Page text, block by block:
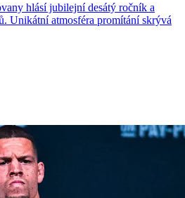
hlásí jubilejní desátý ročník a
Unikátní atmosféra promítání skrývá